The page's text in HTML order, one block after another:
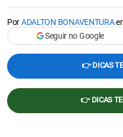
PorADALTON BONAVENTURA
Seguir no Google
👉 DICAS
👉 DICAS